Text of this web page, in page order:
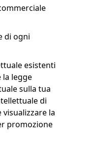
di ogni
esistenti
la legge
sulla tua
di
la
promozione